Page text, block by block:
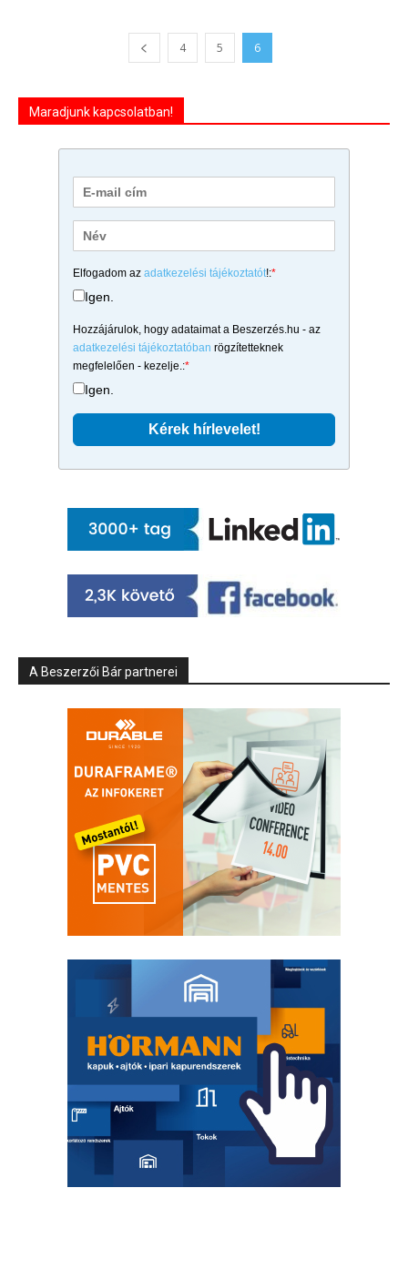
4 5 6
Maradjunk kapcsolatban!
Elfogadom az adatkezelési tájékoztatót!:*
Igen.
Hozzájárulok, hogy adataimat a Beszerzés.hu - az
adatkezelési tájékoztatóban rögzítetteknek
megfelelően - kezelje.:*
Igen.
A Beszerzői Bár partnerei